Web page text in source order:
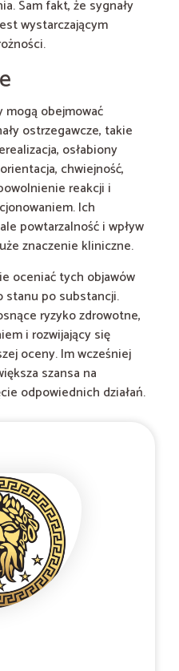
Sam fakt, że sygnały
wystarczającym
mogą obejmować
ostrzegawcze, takie
osłabiony
chwiejność,
reakcji i
Ich
powtarzalność i wpływ
znaczenie kliniczne.
oceniać tych objawów
stanu po substancji.
ryzyko zdrowotne,
i rozwijający się
oceny. Im wcześniej
szansa na
odpowiednich działań.